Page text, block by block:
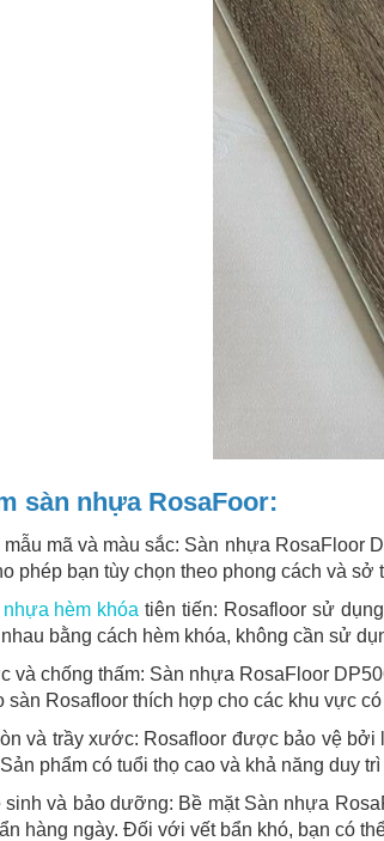
sàn nhựa RosaFoor:
mã và màu sắc: Sàn nhựa RosaFloor
phép bạn tùy chọn theo phong cách và sở
hèm khóa tiên tiến: Rosafloor sử
bằng cách hèm khóa, không cần sử
và chống thấm: Sàn nhựa RosaFloor
sàn Rosafloor thích hợp cho các khu vực
và trầy xước: Rosafloor được bảo vệ
phẩm có tuổi thọ cao và khả năng duy
sinh và bảo dưỡng: Bề mặt Sàn nhựa
hàng ngày. Đối với vết bẩn khó, bạn có